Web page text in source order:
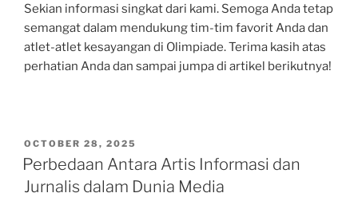
Sekian informasi singkat dari kami. Semoga Anda tetap
semangat dalam mendukung tim-tim favorit Anda dan
atlet-atlet kesayangan di Olimpiade. Terima kasih atas
perhatian Anda dan sampai jumpa di artikel berikutnya!
POSTED
ON
OCTOBER 28, 2025
Perbedaan Antara Artis Informasi dan
Jurnalis dalam Dunia Media